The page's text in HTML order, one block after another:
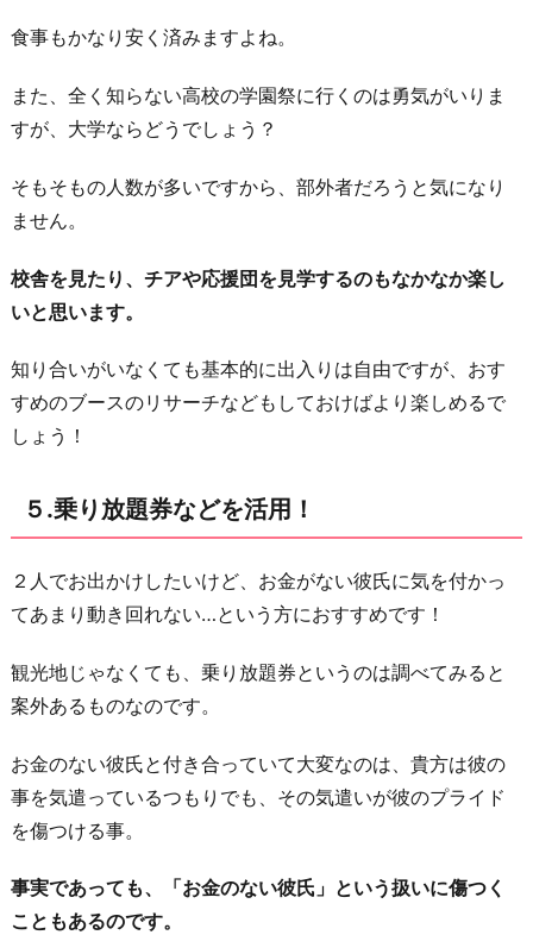
食事もかなり安く済みますよね。
また、全く知らない高校の学園祭に行くのは勇気がいりま
すが、大学ならどうでしょう？
そもそもの人数が多いですから、部外者だろうと気になり
ません。
校舎を見たり、チアや応援団を見学するのもなかなか楽し
いと思います。
知り合いがいなくても基本的に出入りは自由ですが、おす
すめのブースのリサーチなどもしておけばより楽しめるで
しょう！
５.乗り放題券などを活用！
２人でお出かけしたいけど、お金がない彼氏に気を付かっ
てあまり動き回れない…という方におすすめです！
観光地じゃなくても、乗り放題券というのは調べてみると
案外あるものなのです。
お金のない彼氏と付き合っていて大変なのは、貴方は彼の
事を気遣っているつもりでも、その気遣いが彼のプライド
を傷つける事。
事実であっても、「お金のない彼氏」という扱いに傷つく
こともあるのです。